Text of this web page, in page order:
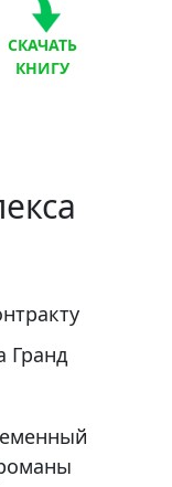
СКАЧАТЬ
КНИГУ
Гранд